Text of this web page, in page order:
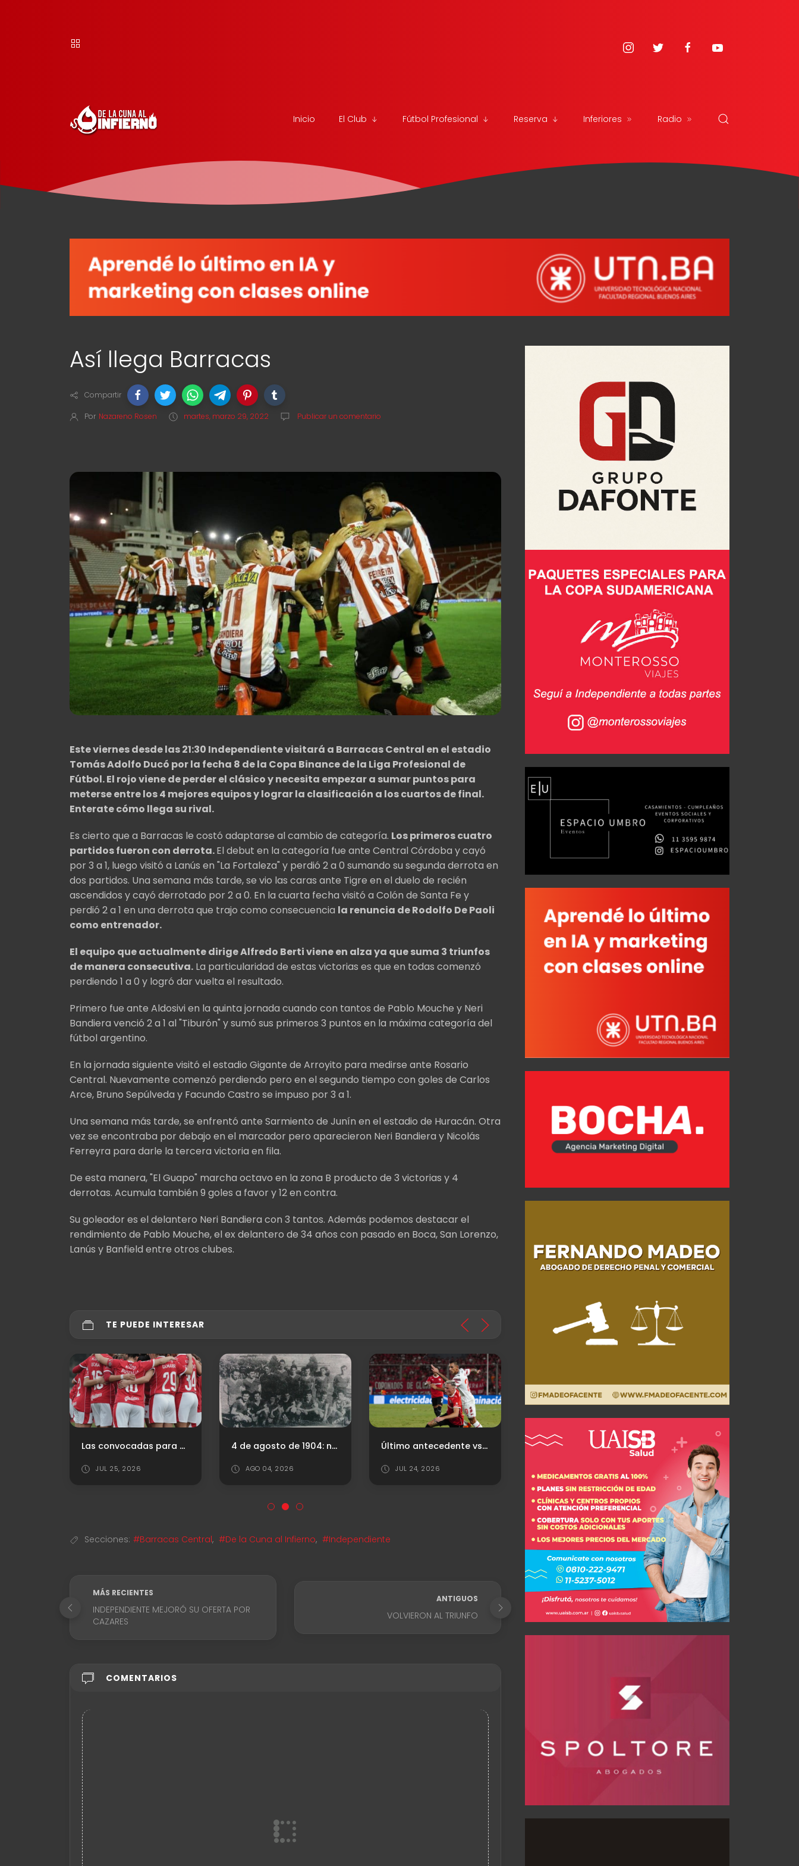
Inicio El Club Fútbol Profesional Reserva Inferiores Radio
Así llega Barracas
Compartir
Por Nazareno Rosen martes, marzo 29, 2022 Publicar un comentario
Este viernes desde las 21:30 Independiente visitará a Barracas Central en el estadio
Tomás Adolfo Ducó por la fecha 8 de la Copa Binance de la Liga Profesional de
Fútbol. El rojo viene de perder el clásico y necesita empezar a sumar puntos para
meterse entre los 4 mejores equipos y lograr la clasificación a los cuartos de final.
Enterate cómo llega su rival.
Es cierto que a Barracas le costó adaptarse al cambio de categoría. Los primeros cuatro
partidos fueron con derrota.El debut en la categoría fue ante Central Córdoba y cayó
por 3 a 1, luego visitó a Lanús en "La Fortaleza" y perdió 2 a 0 sumando su segunda derrota en
dos partidos. Una semana más tarde, se vio las caras ante Tigre en el duelo de recién
ascendidos y cayó derrotado por 2 a 0. En la cuarta fecha visitó a Colón de Santa Fe y
perdió 2 a 1 en una derrota que trajo como consecuencia la renuncia de Rodolfo De Paoli
como entrenador.
El equipo que actualmente dirige Alfredo Berti viene en alza ya que suma 3 triunfos
de manera consecutiva. La particularidad de estas victorias es que en todas comenzó
perdiendo 1 a 0 y logró dar vuelta el resultado.
Primero fue ante Aldosivi en la quinta jornada cuando con tantos de Pablo Mouche y Neri
Bandiera venció 2 a 1 al "Tiburón" y sumó sus primeros 3 puntos en la máxima categoría del
fútbol argentino.
En la jornada siguiente visitó el estadio Gigante de Arroyito para medirse ante Rosario
Central. Nuevamente comenzó perdiendo pero en el segundo tiempo con goles de Carlos
Arce, Bruno Sepúlveda y Facundo Castro se impuso por 3 a 1.
Una semana más tarde, se enfrentó ante Sarmiento de Junín en el estadio de Huracán. Otra
vez se encontraba por debajo en el marcador pero aparecieron Neri Bandiera y Nicolás
Ferreyra para darle la tercera victoria en fila.
De esta manera, "El Guapo" marcha octavo en la zona B producto de 3 victorias y 4
derrotas. Acumula también 9 goles a favor y 12 en contra.
Su goleador es el delantero Neri Bandiera con 3 tantos. Además podemos destacar el
rendimiento de Pablo Mouche, el ex delantero de 34 años con pasado en Boca, San Lorenzo,
Lanús y Banfield entre otros clubes.
TE PUEDE INTERESAR
Las convocadas para el debut en el Clausura
JUL 25, 2026
4 de agosto de 1904: nace el "Rey de Copas"
AGO 04, 2026
Último antecedente vs. Estudiantes (LP)
JUL 24, 2026
Convocados ante Newell’s
Secciones: #Barracas Central, #De la Cuna al Infierno, #Independiente
MÁS RECIENTES
INDEPENDIENTE MEJORÓ SU OFERTA POR
CAZARES
ANTIGUOS
VOLVIERON AL TRIUNFO
COMENTARIOS